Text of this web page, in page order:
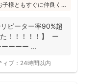
様ともすぐに仲良くな
切な瞬間を写真に記録
ピーター率90%超
！！！！！】 ー
ーーー ...
ブ： 24時間以内